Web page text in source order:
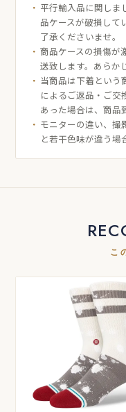
平行輸入品に関しま
品ケースが破損して
了承くださいませ。
商品ケースの損傷が
送致します。あらか
当商品は下着という
によるご返品・ご交
あった場合は、商品
モニターの違い、撮
と若干色味が違う場
こ